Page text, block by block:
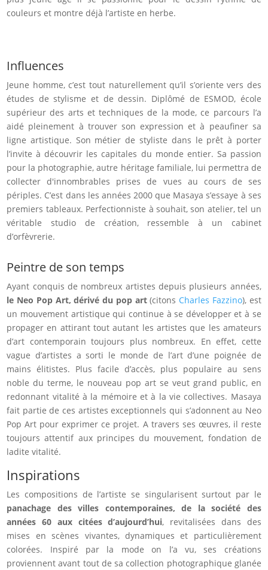
couleurs et montre déjà l’artiste en herbe.
Influences
Jeune homme, c’est tout naturellement qu’il s’oriente vers des
études de stylisme et de dessin. Diplômé de ESMOD, école
supérieur des arts et techniques de la mode, ce parcours l’a
aidé pleinement à trouver son expression et à peaufiner sa
ligne artistique. Son métier de styliste dans le prêt à porter
l’invite à découvrir les capitales du monde entier. Sa passion
pour la photographie, autre héritage familiale, lui permettra de
collecter d'innombrables prises de vues au cours de ses
périples. C’est dans les années 2000 que Masaya s’essaye à ses
premiers tableaux. Perfectionniste à souhait, son atelier, tel un
véritable studio de création, ressemble à un cabinet
d’orfèvrerie.
Peintre de son temps
Ayant conquis de nombreux artistes depuis plusieurs années,
le Neo Pop Art, dérivé du pop art(citons Charles Fazzino), est
un mouvement artistique qui continue à se développer et à se
propager en attirant tout autant les artistes que les amateurs
d’art contemporain toujours plus nombreux. En effet, cette
vague d’artistes a sorti le monde de l’art d’une poignée de
mains élitistes. Plus facile d’accès, plus populaire au sens
noble du terme, le nouveau pop art se veut grand public, en
redonnant vitalité à la mémoire et à la vie collectives. Masaya
fait partie de ces artistes exceptionnels qui s’adonnent au Neo
Pop Art pour exprimer ce projet. A travers ses œuvres, il reste
toujours attentif aux principes du mouvement, fondation de
ladite vitalité.
Inspirations
Les compositions de l’artiste se singularisent surtout par le
panachage des villes contemporaines, de la société des
années 60 aux citées d’aujourd’hui, revitalisées dans des
mises en scènes vivantes, dynamiques et particulièrement
colorées. Inspiré par la mode on l’a vu, ses créations
proviennent avant tout de sa collection photographique glanée